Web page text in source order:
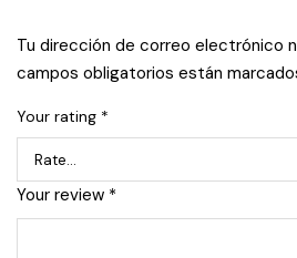
Tu dirección de correo electrónico
campos obligatorios están
Your rating *
Your review *